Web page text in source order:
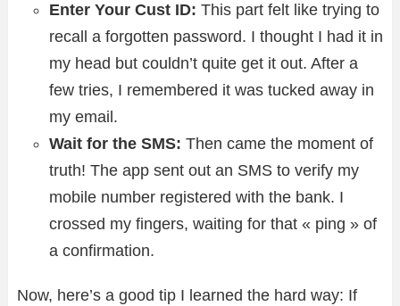
Enter Your Cust ID: This part felt like trying to
recall a forgotten password. I thought I had it in
my head but couldn’t quite get it out. After a
few tries, I remembered it was tucked away in
my email.
Wait for the SMS: Then came the moment of
truth! The app sent out an SMS to verify my
mobile number registered with the bank. I
crossed my fingers, waiting for that « ping » of
a confirmation.
Now, here’s a good tip I learned the hard way: If